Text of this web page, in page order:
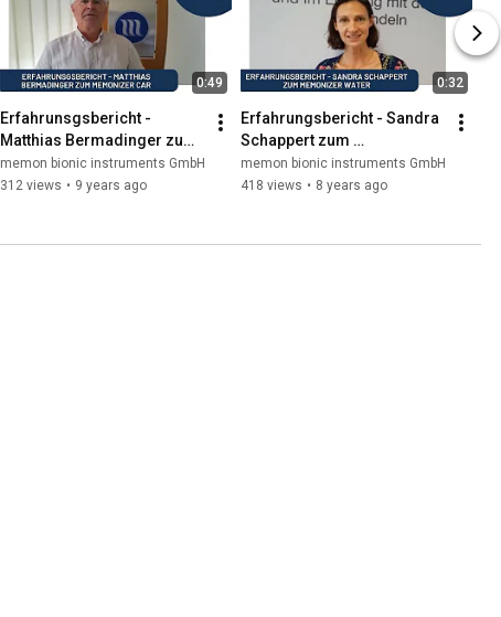
0:49
Erfahrunsgsbericht -
Matthias Bermadinger zum
memonizerCAR
memon bionic instruments GmbH
312 views • 9 years ago
0:32
Erfahrungsbericht - Sandra
Schappert zum
memonizerWATER
memon bionic instruments GmbH
418 views • 8 years ago